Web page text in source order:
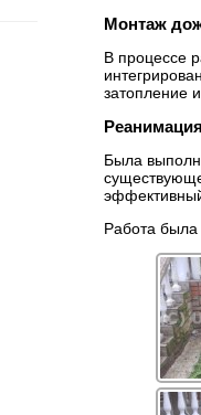
Монтаж
В процессе
затопление
Была
Работа была